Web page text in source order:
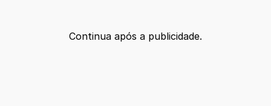
Continua após a publicidade.